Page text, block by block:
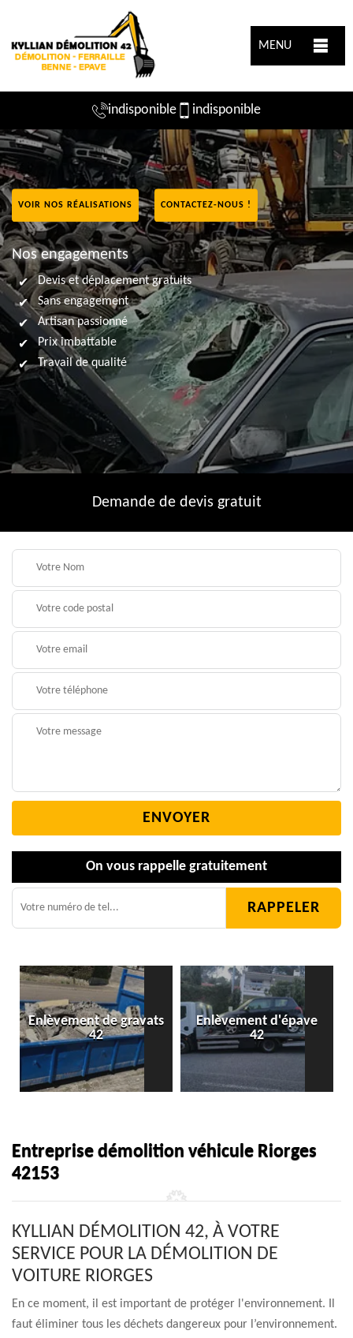
MENU
indisponible indisponible
VOIR NOS RÉALISATIONS CONTACTEZ-NOUS !
Nos engagements
Devis et déplacement gratuits
Sans engagement
Artisan passionné
Prix imbattable
Travail de qualité
Demande de devis gratuit
On vous rappelle gratuitement
Enlèvement de gravats
42
Enlèvement d'épave
42
Entreprise démolition véhicule Riorges
42153
KYLLIAN DÉMOLITION 42, À VOTRE
SERVICE POUR LA DÉMOLITION DE
VOITURE RIORGES
En ce moment, il est important de protéger l'environnement. Il
faut éliminer tous les déchets dangereux pour l’environnement.